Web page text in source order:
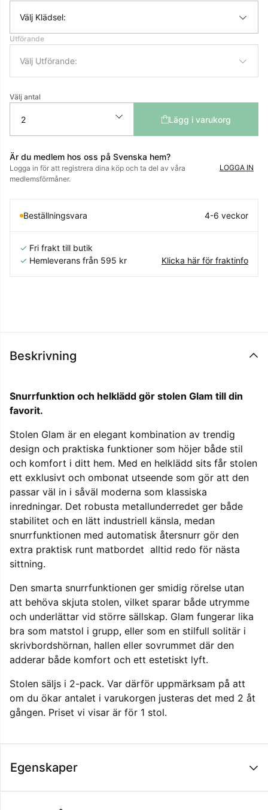
Välj Klädsel:
Utförande
Välj Utförande:
Välj antal
Lägg i varukorg
Är du medlem hos oss på Svenska hem?
Logga in för att registrera dina köp och ta del av våra
medlemsförmåner.
LOGGA IN
Beställningsvara 4-6 veckor
✓ Fri frakt till butik
✓ Hemleverans från 595 kr Klicka här för fraktinfo
Beskrivning
Snurrfunktion och helklädd gör stolen Glam till din
favorit.
Stolen Glam är en elegant kombination av trendig
design och praktiska funktioner som höjer både stil
och komfort i ditt hem. Med en helklädd sits får stolen
ett exklusivt och ombonat utseende som gör att den
passar väl in i såväl moderna som klassiska
inredningar. Det robusta metallunderredet ger både
stabilitet och en lätt industriell känsla, medan
snurrfunktionen med automatisk återsnurr gör den
extra praktisk runt matbordet  alltid redo för nästa
sittning.
Den smarta snurrfunktionen ger smidig rörelse utan
att behöva skjuta stolen, vilket sparar både utrymme
och underlättar vid större sällskap. Glam fungerar lika
bra som matstol i grupp, eller som en stilfull solitär i
skrivbordshörnan, hallen eller sovrummet där den
adderar både komfort och ett estetiskt lyft.
Stolen säljs i 2-pack. Var därför uppmärksam på att
om du ökar antalet i varukorgen justeras det med 2 åt
gången. Priset vi visar är för 1 stol.
Egenskaper